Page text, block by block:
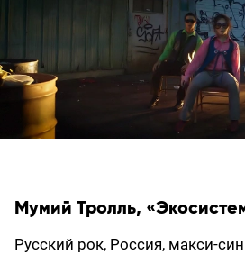
Мумий Тролль,
Русский рок, Россия, макси-